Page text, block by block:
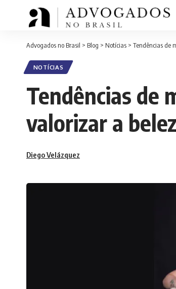
Advogados no Brasil > Blog > Notícias > Tendências de
NOTÍCIAS
Tendências de
valorizar a
Diego Velázquez